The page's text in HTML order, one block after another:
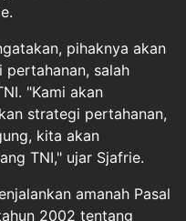
pihaknya akan
salah
"Kami akan
strategi pertahanan,
kita akan
TNI," ujar Sjafrie.
amanah Pasal
2002 tentang